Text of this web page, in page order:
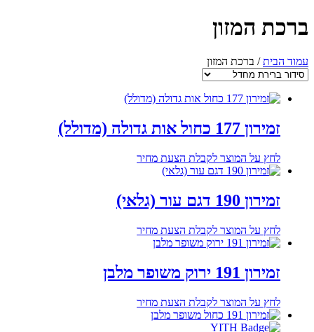
ברכת המזון
עמוד הבית/ ברכת המזון
זמירון 177 כחול אות גדולה (מדולל)
לחץ על המוצר לקבלת הצעת מחיר
זמירון 190 דגם עור (גלאי)
לחץ על המוצר לקבלת הצעת מחיר
זמירון 191 ירוק משופר מלבן
לחץ על המוצר לקבלת הצעת מחיר